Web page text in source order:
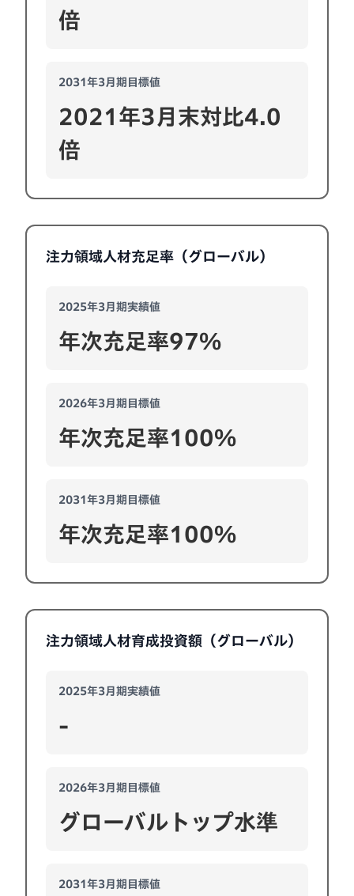
倍
2031年3月期目標値
2021年3月末対比4.0
倍
注力領域人材充足率（グローバル）
2025年3月期実績値
年次充足率97%
2026年3月期目標値
年次充足率100%
2031年3月期目標値
年次充足率100%
注力領域人材育成投資額（グローバル）
2025年3月期実績値
-
2026年3月期目標値
グローバルトップ水準
2031年3月期目標値